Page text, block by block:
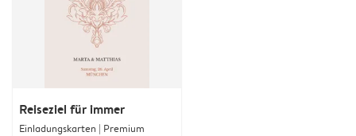
Reiseziel für immer
Einladungskarten | Premium